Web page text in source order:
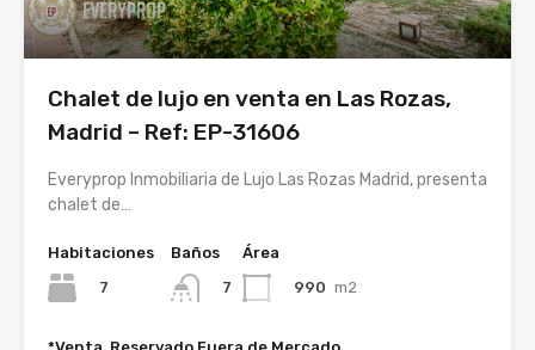
Chalet de lujo en venta en Las Rozas,
Madrid – Ref: EP-31606
Everyprop Inmobiliaria de Lujo Las Rozas Madrid, presenta
chalet de…
Habitaciones
7
Baños
7
Área
990 m2